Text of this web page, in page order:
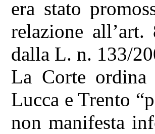
era stato
relazione
dalla L. n. 133/
La Corte
Lucca e Trento
non manifesta